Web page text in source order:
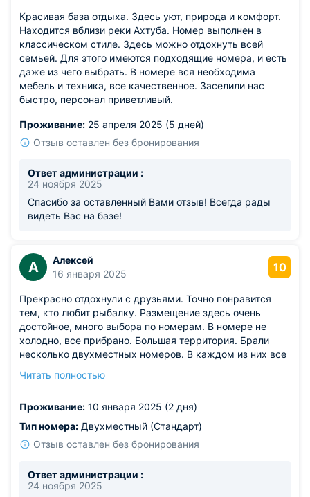
Красивая база отдыха. Здесь уют, природа и комфорт.
Находится вблизи реки Ахтуба. Номер выполнен в
классическом стиле. Здесь можно отдохнуть всей
семьей. Для этого имеются подходящие номера, и есть
даже из чего выбрать. В номере вся необходима
мебель и техника, все качественное. Заселили нас
быстро, персонал приветливый.
Проживание: 25 апреля 2025 (5 дней)
Отзыв оставлен без бронирования
Ответ администрации :
24 ноября 2025
Спасибо за оставленный Вами отзыв! Всегда рады
видеть Вас на базе!
А
Алексей
16 января 2025
10
Прекрасно отдохнули с друзьями. Точно понравится
тем, кто любит рыбалку. Размещение здесь очень
достойное, много выбора по номерам. В номере не
холодно, все прибрано. Большая территория. Брали
несколько двухместных номеров. В каждом из них все
одного как раз оптимальна, не маленькая. Для рыбалки
Читать полностью
Проживание: 10 января 2025 (2 дня)
Тип номера: Двухместный (Стандарт)
Отзыв оставлен без бронирования
Ответ администрации :
24 ноября 2025